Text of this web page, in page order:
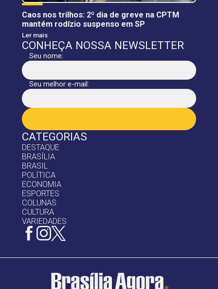
CATEGORIAS
DESTAQUE
BRASÍLIA
BRASIL
POLÍTICA
ECONOMIA
ESPORTES
COLUNAS
CULTURA
VARIEDADES
Caos nos trilhos: 2º dia de greve na CPTM
mantém rodízio suspenso em SP
Ler mais
CONHEÇA NOSSA NEWSLETTER
Seu nome:
Seu melhor e-mail: